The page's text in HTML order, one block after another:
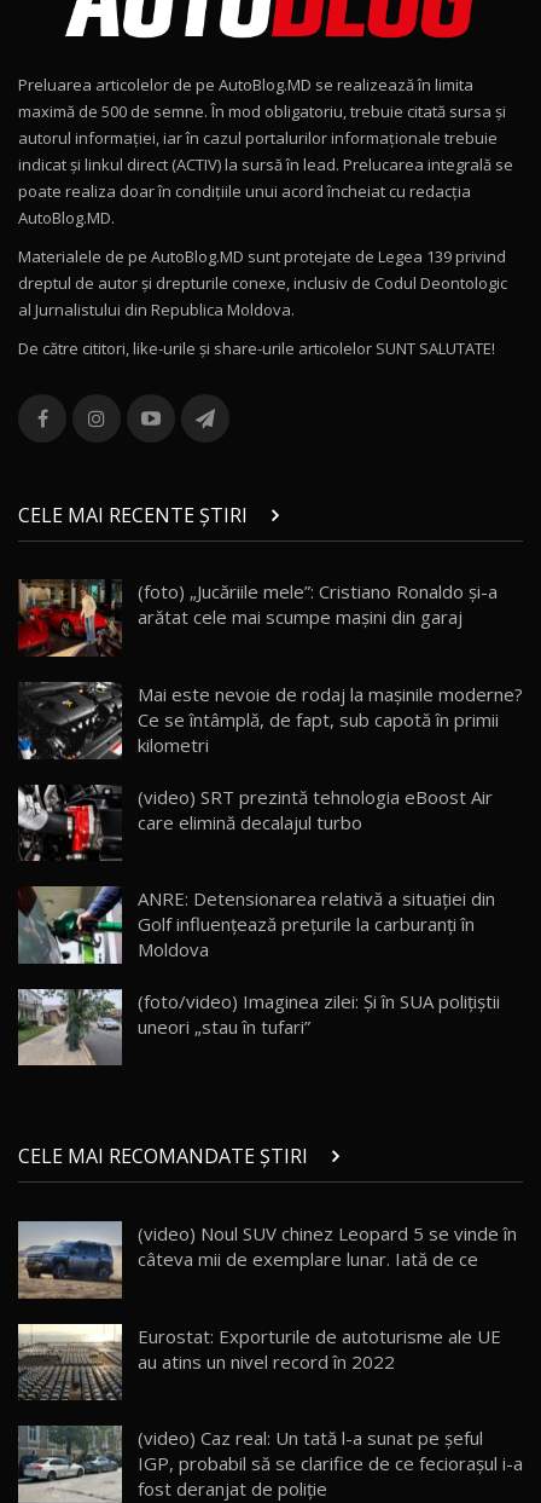
Noul Geely EX2 / Test Drive AutoBlog.MD
15:22
Mercedes-AMG E 53 HYBRID 4MATIC+ / Test
Drive AutoBlog.MD
16:27
11
Noul Volvo ES90 / Test Drive AutoBlog.MD
12
Noul MG HS / Test Drive AutoBlog.MD
16:48
13
combină aventura cu luxul / AutoBlog.MD
36:08
chinez care face lumea să se întoarcă după el
/ AutoBlog.MD
17:27
15 14:37
16
AutoBlogMD
13:10
17 20:06
30:08
Noul Geely EX5 EM-i care a cucerit Moldova
AutoBlog.MD
23:36
20
21
Micul BYD Dolphin Surf / Test Drive
AutoBlog.MD
16:59
22
Noua Mazda 6e / Test Drive AutoBlog.MD
26:59
23
Lynk & Co 01 / Test Drive AutoBlog.MD
25:19
24
ZEEKR 009: Cel mai Performant și Confortabil
Van Electric Testat în Moldova / AutoBlog.MD
26:38
Preluarea articolelor de pe AutoBlog.MD se realizează în limita
maximă de 500 de semne. În mod obligatoriu, trebuie citată sursa și
autorul informației, iar în cazul portalurilor informaționale trebuie
indicat și linkul direct (ACTIV) la sursă în lead. Prelucarea integrală se
poate realiza doar în condițiile unui acord încheiat cu redacţia
AutoBlog.MD.
Materialele de pe AutoBlog.MD sunt protejate de Legea 139 privind
dreptul de autor și drepturile conexe, inclusiv de Codul Deontologic
al Jurnalistului din Republica Moldova.
De către cititori, like-urile şi share-urile articolelor SUNT SALUTATE!
CELE MAI RECENTE ȘTIRI
(foto) „Jucăriile mele”: Cristiano Ronaldo și-a
arătat cele mai scumpe mașini din garaj
Mai este nevoie de rodaj la mașinile moderne?
Ce se întâmplă, de fapt, sub capotă în primii
kilometri
(video) SRT prezintă tehnologia eBoost Air
care elimină decalajul turbo
ANRE: Detensionarea relativă a situației din
Golf influențează prețurile la carburanți în
Moldova
(foto/video) Imaginea zilei: Și în SUA polițiștii
uneori „stau în tufari”
CELE MAI RECOMANDATE ȘTIRI
(video) Noul SUV chinez Leopard 5 se vinde în
câteva mii de exemplare lunar. Iată de ce
Eurostat: Exporturile de autoturisme ale UE
au atins un nivel record în 2022
(video) Caz real: Un tată l-a sunat pe șeful
IGP, probabil să se clarifice de ce feciorașul i-a
fost deranjat de poliție